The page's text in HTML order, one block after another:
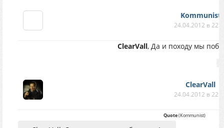
Kommunist
24.04.2012 в
ClearVall, Да и походу мы
ClearVall
24.04.2012 в
Quote(Kommunist)